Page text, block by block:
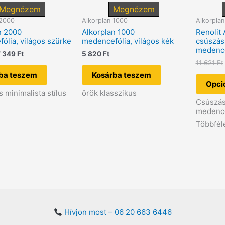
Megnézem
2000
világos szürke
Ft.
349FtCurrent
7
349 Ft.
teszem
minimalista stílus
Megnézem
Alkorplan 1000
Alkorplan 1000
medencefólia, világos kék
5 820Ft
Kosárba teszem
örök klasszikus
Renolit
11 621Ft
Hívjon most – 06 20 663 6446